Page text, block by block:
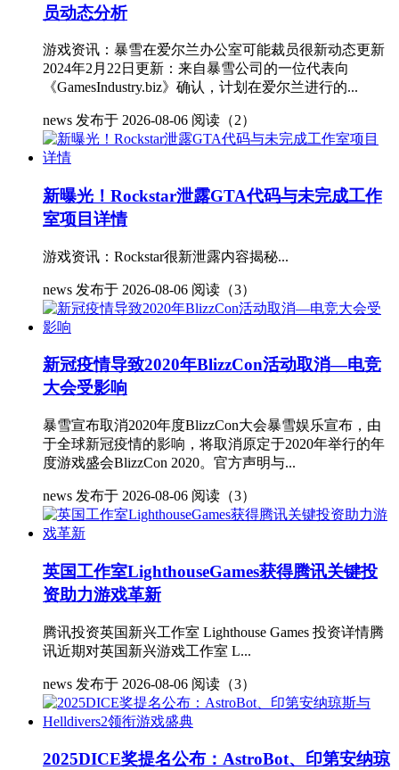
员动态分析
游戏资讯：暴雪在爱尔兰办公室可能裁员很新动态更新
2024年2月22日更新：来自暴雪公司的一位代表向
《GamesIndustry.biz》确认，计划在爱尔兰进行的...
news 发布于 2026-08-06 阅读（2）
新曝光！Rockstar泄露GTA代码与未完成工作
室项目详情
游戏资讯：Rockstar很新泄露内容揭秘...
news 发布于 2026-08-06 阅读（3）
新冠疫情导致2020年BlizzCon活动取消—电竞
大会受影响
暴雪宣布取消2020年度BlizzCon大会暴雪娱乐宣布，由
于全球新冠疫情的影响，将取消原定于2020年举行的年
度游戏盛会BlizzCon 2020。官方声明与...
news 发布于 2026-08-06 阅读（3）
英国工作室LighthouseGames获得腾讯关键投
资助力游戏革新
腾讯投资英国新兴工作室 Lighthouse Games 投资详情腾
讯近期对英国新兴游戏工作室 L...
news 发布于 2026-08-06 阅读（3）
2025DICE奖提名公布：AstroBot、印第安纳琼